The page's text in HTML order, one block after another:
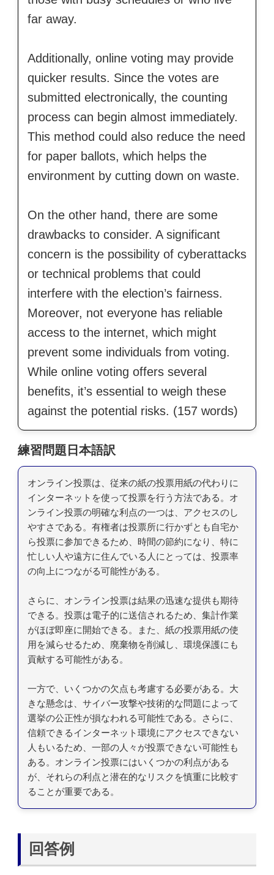
far away.
Additionally, online voting may provide
quicker results. Since the votes are
submitted electronically, the counting
process can begin almost immediately.
This method could also reduce the need
for paper ballots, which helps the
environment by cutting down on waste.
On the other hand, there are some
drawbacks to consider. A significant
concern is the possibility of cyberattacks
or technical problems that could
interfere with the election’s fairness.
Moreover, not everyone has reliable
access to the internet, which might
prevent some individuals from voting.
While online voting offers several
benefits, it’s essential to weigh these
against the potential risks. (157 words)
練習問題日本語訳
オンライン投票は、従来の紙の投票用紙の代わりに
インターネットを使って投票を行う方法である。オ
ンライン投票の明確な利点の一つは、アクセスのし
やすさである。有権者は投票所に行かずとも自宅か
ら投票に参加できるため、時間の節約になり、特に
忙しい人や遠方に住んでいる人にとっては、投票率
の向上につながる可能性がある。
さらに、オンライン投票は結果の迅速な提供も期待
できる。投票は電子的に送信されるため、集計作業
がほぼ即座に開始できる。また、紙の投票用紙の使
用を減らせるため、廃棄物を削減し、環境保護にも
貢献する可能性がある。
一方で、いくつかの欠点も考慮する必要がある。大
きな懸念は、サイバー攻撃や技術的な問題によって
選挙の公正性が損なわれる可能性である。さらに、
信頼できるインターネット環境にアクセスできない
人もいるため、一部の人々が投票できない可能性も
ある。オンライン投票にはいくつかの利点がある
が、それらの利点と潜在的なリスクを慎重に比較す
ることが重要である。
回答例